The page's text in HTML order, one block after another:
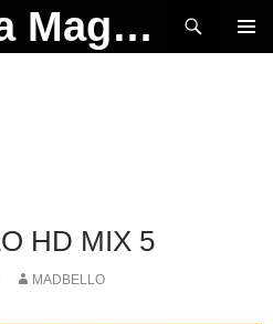
MAD Media Magazine
HD MIX 5
MADBELLO